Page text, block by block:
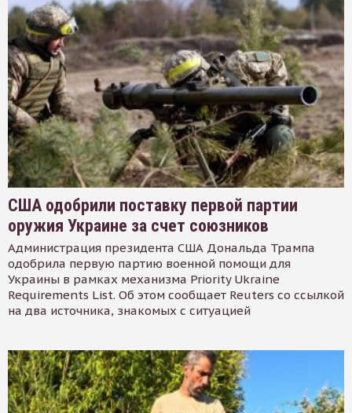
США одобрили поставку первой партии
оружия Украине за счет союзников
Администрация президента США Дональда Трампа
одобрила первую партию военной помощи для
Украины в рамках механизма Priority Ukraine
Requirements List. Об этом сообщает Reuters со ссылкой
на два источника, знакомых с ситуацией